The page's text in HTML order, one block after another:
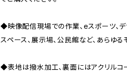
◆映像配信現場での作業、eスポーツ、デザ
スペース、展示場、公民館など、あらゆ
◆表地は撥水加工、裏面にはアクリルコ